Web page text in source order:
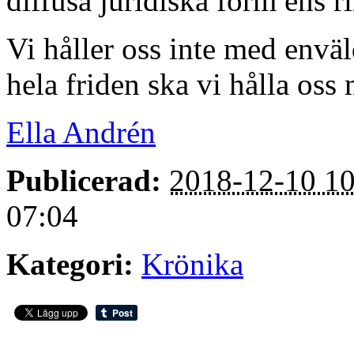
Vi håller oss inte med
hela friden ska vi hålla oss
Ella Andrén
Publicerad: 2018-12-10
07:04
Kategori: Krönika